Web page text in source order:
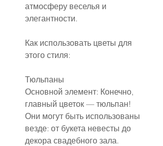
атмосферу веселья и
элегантности.
Как использовать цветы для
этого стиля:
Тюльпаны
Основной элемент: Конечно,
главный цветок — тюльпан!
Они могут быть использованы
везде: от букета невесты до
декора свадебного зала.